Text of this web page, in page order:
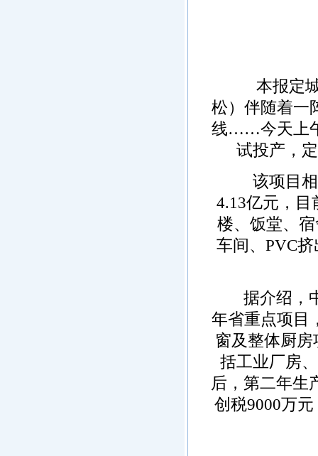
本报定城5
松）伴随着一
线……今天上
试投产，
该项目相
4.13亿元，目
楼、饭堂、
车间、PVC
据介绍，中
年省重点项目
窗及整体厨
括工业厂房
后，第二年生
创税9000万